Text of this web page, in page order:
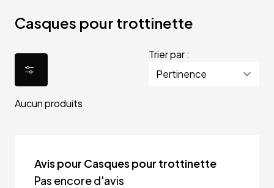
Casques pour trottinette
Trier par :
Aucun produits
Avis pour Casques pour trottinette
Pas encore d'avis